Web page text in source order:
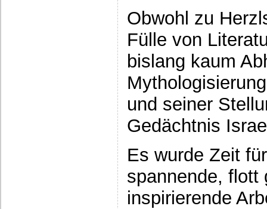
Obwohl zu
Fülle von
bislang kaum
und seiner
Gedächtnis
Es wurde Zeit
spannende, flott
inspirierende